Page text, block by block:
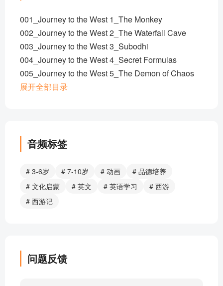
001_Journey to the West 1_The Monkey
002_Journey to the West 2_The Waterfall Cave
003_Journey to the West 3_Subodhi
004_Journey to the West 4_Secret Formulas
005_Journey to the West 5_The Demon of Chaos
006_Journey to the West 6_The Dragon King
010_Journey to the West 10_The Powerful Sage
011_Journey to the West 11_Trouble in Heaven
012_Journey to the West 12_The Bet
013_Journey to the West 13_The True Scriptures
015_Journey to the West 15_Tea with a Dragon
River
018_Journey to the West 18_The Robe
展开全部目录
音频标签
# 3-6岁 # 7-10岁 # 动画
# 品德培养
# 文化启蒙
# 英文 # 英语学习
# 西游
# 西游记
问题反馈